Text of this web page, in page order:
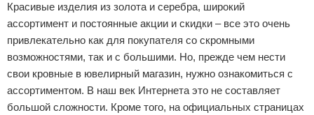
Красивые изделия из золота и серебра, широкий
ассортимент и постоянные акции и скидки – все это очень
привлекательно как для покупателя со скромными
возможностями, так и с большими. Но, прежде чем нести
свои кровные в ювелирный магазин, нужно ознакомиться с
ассортиментом. В наш век Интернета это не составляет
большой сложности. Кроме того, на официальных страницах